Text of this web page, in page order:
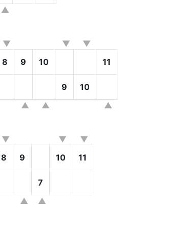
8 9 10 11
9 10
8 9 10 11
7